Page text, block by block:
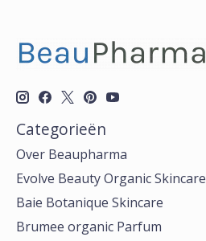
Categorieën
Over Beaupharma
Evolve Beauty Organic Skincare
Baie Botanique Skincare
Brumee organic Parfum